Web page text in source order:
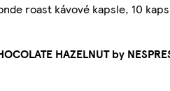
roast kávové kapsle, 10
HAZELNUT by